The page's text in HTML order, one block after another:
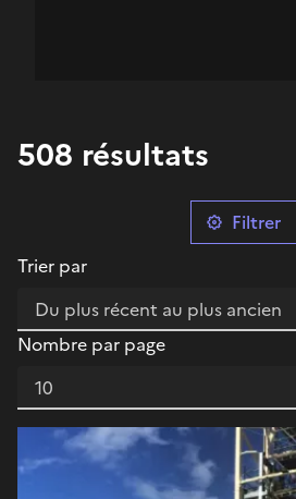
508 résultats
Filtrer
Trier par
Nombre par page